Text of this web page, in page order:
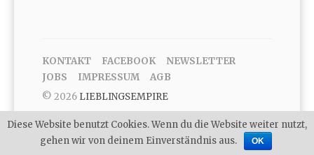
KONTAKT FACEBOOK
NEWSLETTER
JOBS
IMPRESSUM
AGB
© 2026 LIEBLINGSEMPIRE
Diese Website benutzt Cookies. Wenn du die Website weiter nutzt,
gehen wir von deinem Einverständnis aus.
OK